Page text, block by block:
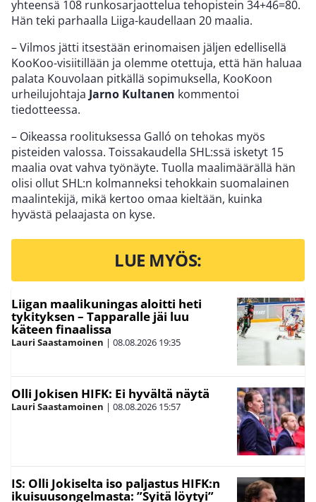
yhteensä 108 runkosarjaottelua tehopistein 34+46=80.
Hän teki parhaalla Liiga-kaudellaan 20 maalia.
– Vilmos jätti itsestään erinomaisen jäljen edellisellä
KooKoo-visiitillään ja olemme otettuja, että hän haluaa
palata Kouvolaan pitkällä sopimuksella, KooKoon
urheilujohtaja Jarno Kultanen kommentoi
tiedotteessa.
– Oikeassa roolituksessa Galló on tehokas myös
pisteiden valossa. Toissakaudella SHL:ssä isketyt 15
maalia ovat vahva työnäyte. Tuolla maalimäärällä hän
olisi ollut SHL:n kolmanneksi tehokkain suomalainen
maalintekijä, mikä kertoo omaa kieltään, kuinka
hyvästä pelaajasta on kyse.
LUE MYÖS:
Liigan maalikuningas aloitti heti
tykityksen – Tapparalle jäi luu
käteen finaalissa
Lauri Saastamoinen | 08.08.2026 19:35
Olli Jokisen HIFK: Ei hyvältä näytä
Lauri Saastamoinen | 08.08.2026 15:57
IS: Olli Jokiselta iso paljastus HIFK:n
ikuisuusongelmasta: ”Syitä löytyi”